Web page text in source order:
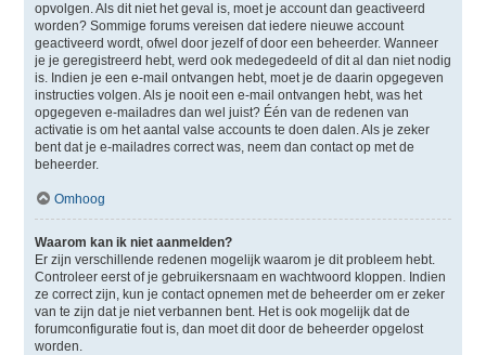
opvolgen. Als dit niet het geval is, moet je account dan geactiveerd
worden? Sommige forums vereisen dat iedere nieuwe account
geactiveerd wordt, ofwel door jezelf of door een beheerder. Wanneer
je je geregistreerd hebt, werd ook medegedeeld of dit al dan niet nodig
is. Indien je een e-mail ontvangen hebt, moet je de daarin opgegeven
instructies volgen. Als je nooit een e-mail ontvangen hebt, was het
opgegeven e-mailadres dan wel juist? Één van de redenen van
activatie is om het aantal valse accounts te doen dalen. Als je zeker
bent dat je e-mailadres correct was, neem dan contact op met de
beheerder.
Omhoog
Waarom kan ik niet aanmelden?
Er zijn verschillende redenen mogelijk waarom je dit probleem hebt.
Controleer eerst of je gebruikersnaam en wachtwoord kloppen. Indien
ze correct zijn, kun je contact opnemen met de beheerder om er zeker
van te zijn dat je niet verbannen bent. Het is ook mogelijk dat de
forumconfiguratie fout is, dan moet dit door de beheerder opgelost
worden.